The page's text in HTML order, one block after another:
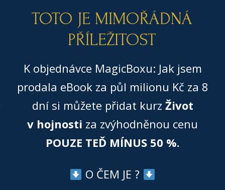
TOTO JE MIMOŘÁDNÁ
PŘÍLEŽITOST
K objednávce MagicBoxu: Jak jsem
prodala eBook za půl milionu Kč za 8
dní si můžete přidat kurz Život
v hojnosti za zvýhodněnou cenu
POUZE TEĎ MÍNUS 50 %.
O ČEM JE ?